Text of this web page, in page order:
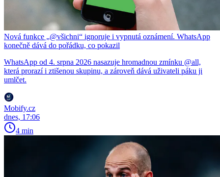
Nová funkce „@všichni“ ignoruje i vypnutá oznámení. WhatsApp
konečně dává do pořádku, co pokazil
WhatsApp od 4. srpna 2026 nasazuje hromadnou zmínku @all,
která prorazí i ztišenou skupinu, a zároveň dává uživateli páku ji
umlčet.
Mobify.cz
dnes, 17:06
4 min